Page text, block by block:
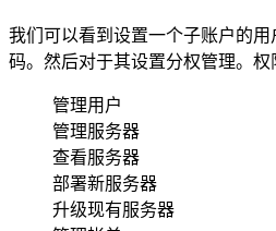
我们可以看到设置一个子账户的
码。然后对于其设置分权管理。权
管理用户
管理服务器
查看服务器
部署新服务器
升级现有服务器